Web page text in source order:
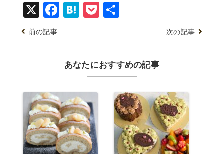
X Facebook
HatenaPocket
前の記事 次の記事
あなたにおすすめの記事